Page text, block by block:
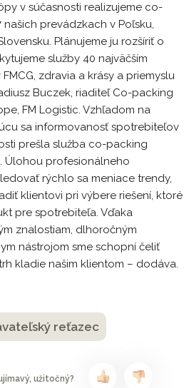
v súčasnosti realizujeme co-
prevádzkach v Poľsku,
Plánujeme ju rozšíriť o
služby 40 najväčším
zdravia a krásy a priemyslu
Buczek, riaditeľ Co-packing
FM Logistic. Vzhľadom na
sa informovanosť spotrebiteľov
prešla služba co-packing
Úlohou profesionálneho
rýchlo sa meniace trendy,
klientovi pri výbere riešení, ktoré
pre spotrebiteľa. Vďaka
znalostiam, dlhoročným
nástrojom sme schopní čeliť
kladie našim klientom – dodáva.
reťazec
užitočný?